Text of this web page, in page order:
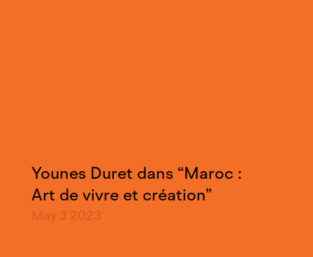
Younes Duret dans “Maroc :
Art de vivre et création”
May 3 2023